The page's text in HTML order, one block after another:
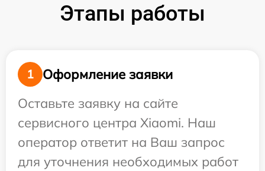
Этапы работы
1
Оформление заявки
Оставьте заявку на сайте
сервисного центра Xiaomi. Наш
оператор ответит на Ваш запрос
для уточнения необходимых работ